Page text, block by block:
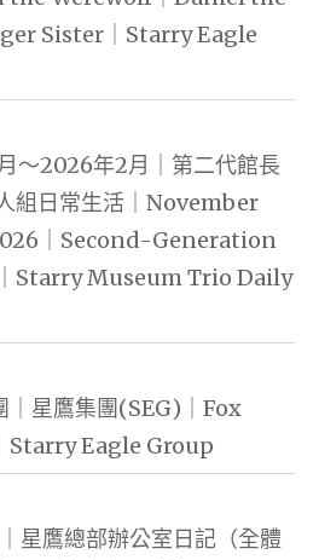
Sister｜Starry Eagle
～2026年2月｜第二代館長
組日常生活｜November
｜Second-Generation
Starry Museum Trio Daily
｜星鷹集團(SEG)｜Fox
Eagle Group
星鷹總部辦公室日記（全體